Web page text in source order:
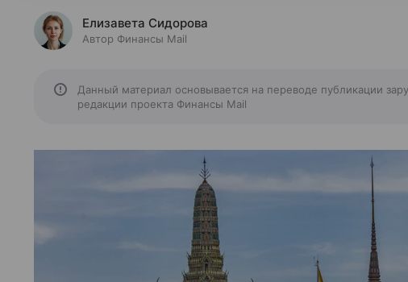
Елизавета Сидорова
Автор Финансы Mail
Данный материал основывается на переводе публикации
редакции проекта Финансы Mail